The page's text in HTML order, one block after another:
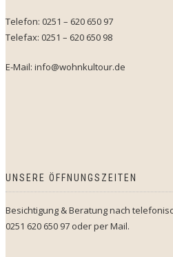
Telefon: 0251 – 620 650 97
Telefax: 0251 – 620 650 98
E-Mail: info@wohnkultour.de
UNSERE ÖFFNUNGSZEITEN
Besichtigung & Beratung nach
0251 620 650 97 oder per Mail.